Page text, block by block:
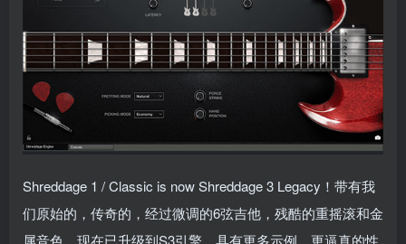
Shreddage 1 / Classic is now Shreddage 3 Legacy！带有我
们原始的，传奇的，经过微调的6弦吉他，残酷的重摇滚和金